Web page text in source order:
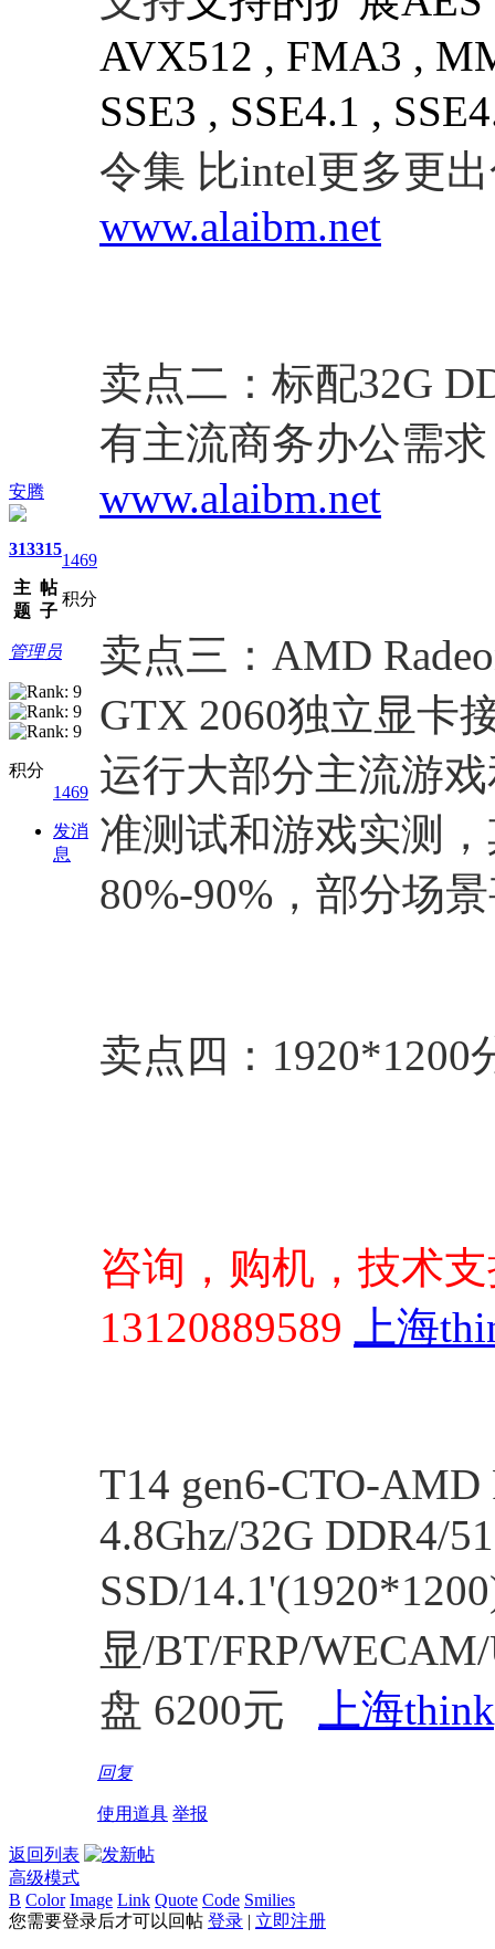
安腾
313
主
题
315
帖
子
1469
积分
管理员
积分
1469
发消
息
AVX512 , FMA3 ,
SSE3 , SSE4.1 ,
令集 比intel更多更
www.alaibm.net
卖点二：标配32G
有主流商务办公需
www.alaibm.net
卖点三：AMD
GTX 2060独立显卡
运行大部分主流游
准测试和游戏实测
80%-90%，部分场
卖点四：1920*1200
咨询，购机，技术
13120889589 上海
T14 gen6-CTO-AMD
4.8Ghz/32G DDR4/
SSD/
显/BT/FRP/
盘 6200元 上海
回复
使用道具 举报
返回列表
高级模式
B Color Image Link Quote Code Smilies
您需要登录后才可以回帖 登录 | 立即注册